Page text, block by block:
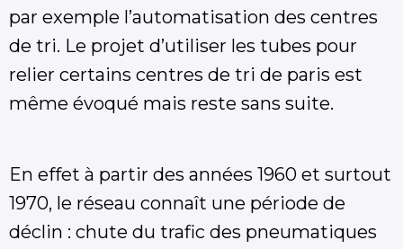
par exemple l’automatisation des centres
de tri. Le projet d’utiliser les tubes pour
relier certains centres de tri de paris est
même évoqué mais reste sans suite.
En effet à partir des années 1960 et surtout
1970, le réseau connaît une période de
déclin : chute du trafic des pneumatiques